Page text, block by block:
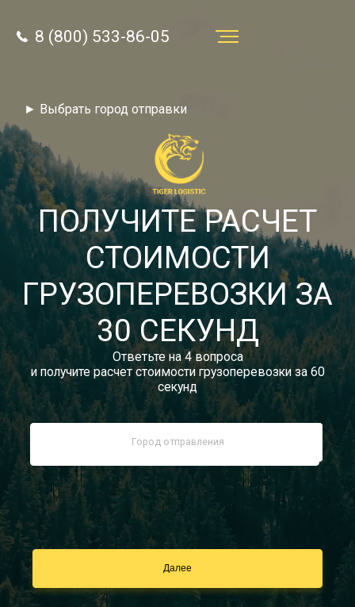
8 (800) 533-86-05
Звонок по России бесплатный
autotransport24@yandex.ru
Заказать звонок
Тарифы
Отзывы
Статьи
Новости
Документы
Контакты
► Выбрать город отправки
8 (800) 533-86-05
ПОЛУЧИТЕ РАСЧЕТ
СТОИМОСТИ
ГРУЗОПЕРЕВОЗКИ ЗА
30 СЕКУНД
Ответьте на 4 вопроса
и получите расчет стоимости грузоперевозки за 60
секунд